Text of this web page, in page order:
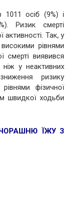
осіб (9%) і
Ризик смерті
активності. Так, у
рівнями
смерті виявився
у неактивних
ризику
фізичної
швидкої ходьби
ЇЖУ З